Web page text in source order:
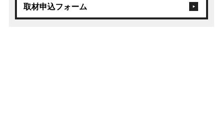
取材申込フォーム